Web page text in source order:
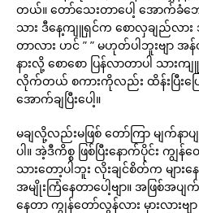
တယ်။ တော်သေးတာပေါ့ အောက်ခံဘ
သား ဒီနေ့ကျူရှင်က စောလှချည်လာ
တာလား ဟင် ” ” မဟုတ်ပါဘူးဗျာ
နားလို့ စောစော ပြန်လာတာပါ သားက
လိုက်တယ် စကားကိုလည်း ထိန်းပြီးပြ
အောက်ချပြီးပေါ့။
မချလို့လည်းမဖြစ် တော်ကြာ မျက်နာ
ပါ။ အဲ့ဒီကိစ္စ ဖြစ်ပြီးနောက်ပိုင်း ကျွ
သားတော့ပါဘူး လိုးချင်စိတ်က မျာ
အမျိုးကြံနေတာပေါ့ဗျာ။ အဖြစ်အပ
နေတာ ကျွန်တော်လွန်လား မှားလား